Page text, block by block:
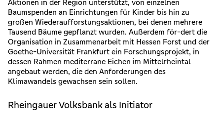
Aktionen in der Region unterstützt, von einzelnen
Baumspenden an Einrichtungen für Kinder bis hin zu
großen Wiederaufforstungsaktionen, bei denen mehrere
Tausend Bäume gepflanzt wurden. Außerdem för-dert die
Organisation in Zusammenarbeit mit Hessen Forst und der
Goethe-Universität Frankfurt ein Forschungsprojekt, in
dessen Rahmen mediterrane Eichen im Mittelrheintal
angebaut werden, die den Anforderungen des
Klimawandels gewachsen sein sollen.
Rheingauer Volksbank als Initiator